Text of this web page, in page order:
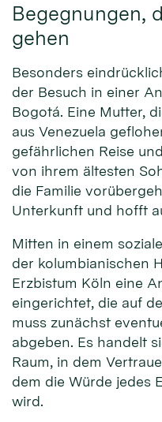
Begegnungen,
gehen
Besonders
der Besuch in einer
Bogotá. Eine Mutter,
aus Venezuela
gefährlichen Reise
von ihrem ältesten
die Familie
Unterkunft und hofft
Mitten in einem
der kolumbianischen
Erzbistum Köln eine
eingerichtet, die auf
muss zunächst
abgeben. Es handelt
Raum, in dem
dem die Würde jedes
wird.